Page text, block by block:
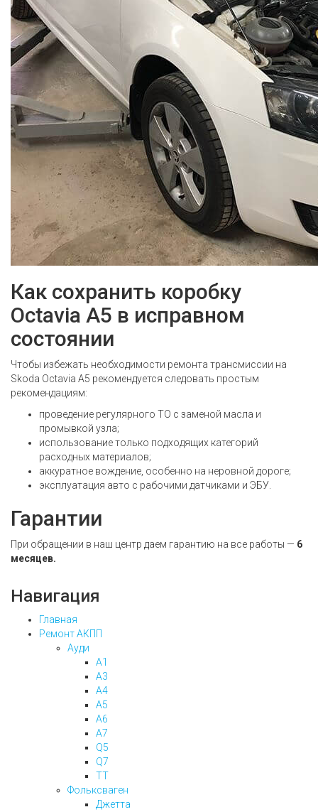
Как сохранить коробку
Octavia А5 в исправном
состоянии
Чтобы избежать необходимости ремонта трансмиссии на
Skoda Octavia A5 рекомендуется следовать простым
рекомендациям:
проведение регулярного ТО с заменой масла и
промывкой узла;
использование только подходящих категорий
расходных материалов;
аккуратное вождение, особенно на неровной дороге;
эксплуатация авто с рабочими датчиками и ЭБУ.
Гарантии
При обращении в наш центр даем гарантию на все работы — 6
месяцев.
Навигация
Главная
Ремонт АКПП
Ауди
А1
А3
А4
А5
А6
А7
Q5
Q7
ТТ
Фольксваген
Джетта